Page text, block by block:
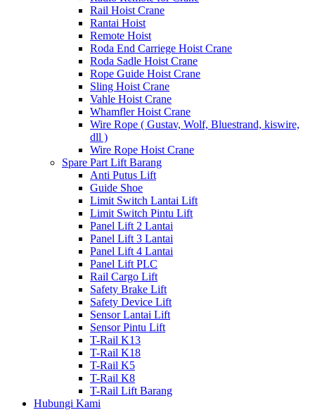
Rail Hoist Crane
Rantai Hoist
Remote Hoist
Roda End Carriege Hoist Crane
Roda Sadle Hoist Crane
Rope Guide Hoist Crane
Sling Hoist Crane
Vahle Hoist Crane
Whamfler Hoist Crane
Wire Rope ( Gustav, Wolf, Bluestrand, kiswire,
dll )
Wire Rope Hoist Crane
Spare Part Lift Barang
Anti Putus Lift
Guide Shoe
Limit Switch Lantai Lift
Limit Switch Pintu Lift
Panel Lift 2 Lantai
Panel Lift 3 Lantai
Panel Lift 4 Lantai
Panel Lift PLC
Rail Cargo Lift
Safety Brake Lift
Safety Device Lift
Sensor Lantai Lift
Sensor Pintu Lift
T-Rail K13
T-Rail K18
T-Rail K5
T-Rail K8
T-Rail Lift Barang
Hubungi Kami